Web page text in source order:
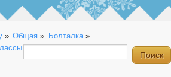
» Общая » Болталка»
для девушек